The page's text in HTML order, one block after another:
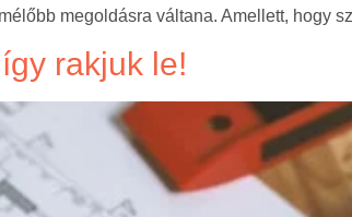
megoldásra váltana. Amellett, hogy
rakjuk le!